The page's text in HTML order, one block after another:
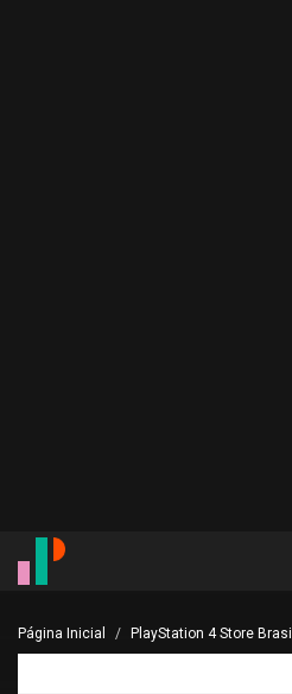
Página Inicial PlayStation 4 Store Brasil